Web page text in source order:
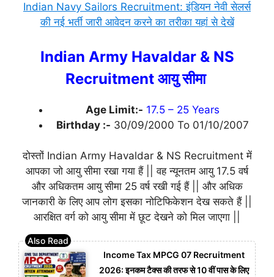
Indian Navy Sailors Recruitment: इंडियन नेवी सेलर्स
की नई भर्ती जारी आवेदन करने का तरीका यहां से देखें
Indian Army Havaldar & NS
Recruitment आयु सीमा
Age Limit:- 17.5 – 25 Years
Birthday :- 30/09/2000 To 01/10/2007
दोस्तों Indian Army Havaldar & NS Recruitment में
आपका जो आयु सीमा रखा गया हैं || वह न्यूनतम आयु 17.5 वर्ष
और अधिकतम आयु सीमा 25 वर्ष रखी गई हैं || और अधिक
जानकारी के लिए आप लोग इसका नोटिफिकेशन देख सकते हैं ||
आरक्षित वर्ग को आयु सीमा में छूट देखने को मिल जाएगा ||
Income Tax MPCG 07 Recruitment
2026: इनकम टैक्स की तरफ से 10 वीं पास के लिए